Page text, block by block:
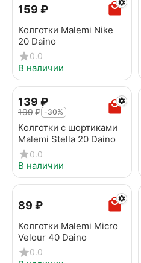
‍159‍ ₽
Колготки Malemi Nike
20 Daino
0.0
В наличии
‍139‍ ₽
‍199‍₽ -30%
Колготки с шортиками
Malemi Stella 20 Daino
0.0
В наличии
‍89‍ ₽
Колготки Malemi Micro
Velour 40 Daino
0.0